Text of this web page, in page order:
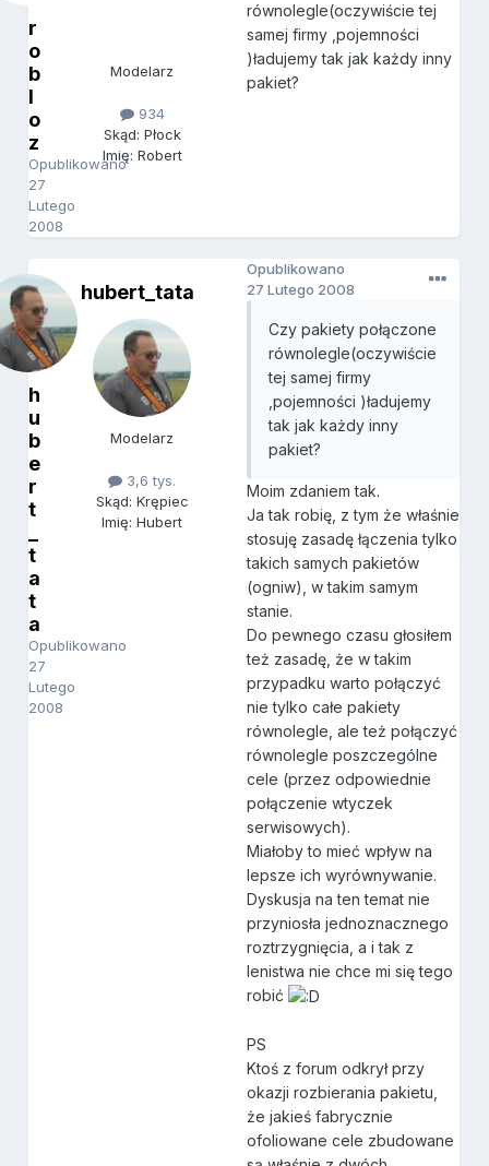
r
o
b
l
o
z
Opublikowano
27
Lutego
2008
Modelarz
934
Skąd: Płock
Imię: Robert
równolegle(oczywiście tej
samej firmy ,pojemności
)ładujemy tak jak każdy inny
pakiet?
h
u
b
e
r
t
t
a
t
a
Opublikowano
27
Lutego
2008
hubert_tata
Modelarz
3,6 tys.
Skąd: Krępiec
Imię: Hubert
Opublikowano
27 Lutego 2008
Czy pakiety połączone
równolegle(oczywiście
tej samej firmy
,pojemności )ładujemy
tak jak każdy inny
pakiet?
Moim zdaniem tak.
Ja tak robię, z tym że właśnie
stosuję zasadę łączenia tylko
takich samych pakietów
(ogniw), w takim samym
stanie.
Do pewnego czasu głosiłem
też zasadę, że w takim
przypadku warto połączyć
nie tylko całe pakiety
równolegle, ale też połączyć
równolegle poszczególne
cele (przez odpowiednie
połączenie wtyczek
serwisowych).
Miałoby to mieć wpływ na
lepsze ich wyrównywanie.
Dyskusja na ten temat nie
przyniosła jednoznacznego
roztrzygnięcia, a i tak z
lenistwa nie chce mi się tego
robić
PS
Ktoś z forum odkrył przy
okazji rozbierania pakietu,
że jakieś fabrycznie
ofoliowane cele zbudowane